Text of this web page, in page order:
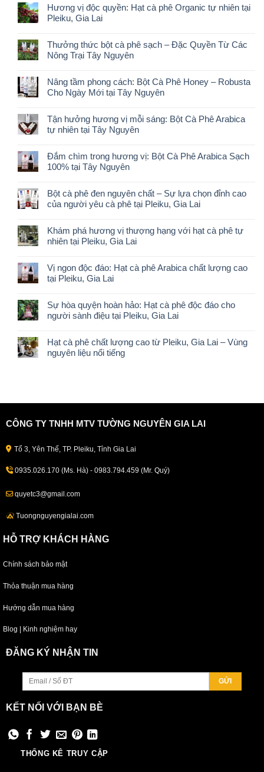
Hương vị độc quyền: Hạt cà phê Organic tự nhiên tại
Pleiku, Gia Lai
Thưởng thức bột cà phê sạch – Đặc Quyền Từ Các
Nông Trại Tây Nguyên
Nâng tầm phong cách: Bột Cà Phê Honey – Robusta
Cho Ngày Mới tại Tây Nguyên
Tận hưởng hương vị mỗi sáng: Bột Cà Phê Arabica
tự nhiên tại Tây Nguyên
Đắm chìm trong hương vị: Bột Cà Phê Arabica Sạch
100% tại Tây Nguyên
Bột cà phê đen nguyên chất – Sự lựa chọn đỉnh cao
của người yêu cà phê tại Pleiku, Gia Lai
Khám phá hương vị thượng hạng với hạt cà phê tự
nhiên tại Pleiku, Gia Lai
Vị ngon độc đáo: Hạt cà phê Arabica chất lượng cao
tại Pleiku, Gia Lai
Sự hòa quyện hoàn hảo: Hạt cà phê độc đáo cho
người sành điệu tại Pleiku, Gia Lai
Hạt cà phê chất lượng cao từ Pleiku, Gia Lai – Vùng
nguyên liệu nổi tiếng
CÔNG TY TNHH MTV TƯỜNG NGUYÊN GIA LAI
Tổ 3, Yên Thế, TP. Pleiku, Tỉnh Gia Lai
0935.026.170 (Ms. Hà) - 0983.794.459 (Mr. Quý)
quyetc3@gmail.com
Tuongnguyengialai.com
HỖ TRỢ KHÁCH HÀNG
Chính sách bảo mật
Thỏa thuận mua hàng
Hướng dẫn mua hàng
Blog | Kinh nghiệm hay
ĐĂNG KÝ NHẬN TIN
KẾT NỐI VỚI BẠN BÈ
THỐNG KÊ TRUY CẬP